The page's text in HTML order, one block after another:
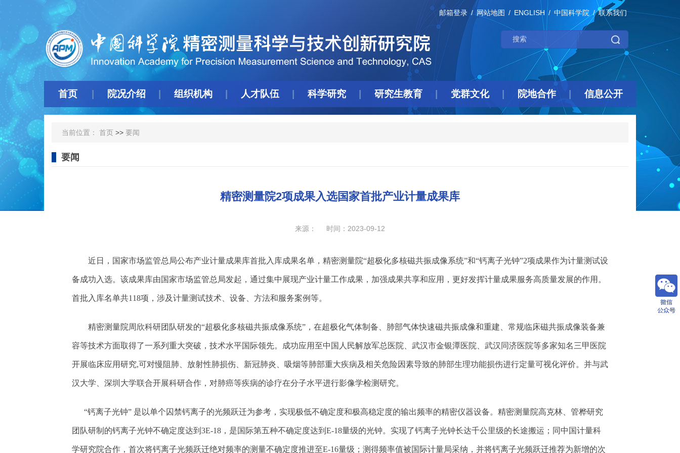
邮箱登录 网站地图 ENGLISH 中国科学院 联系我们
首页 院况介绍 组织机构 人才队伍 科学研究 研究生教育 党群文化 院地合作 信息公开
当前位置： 首页 >> 要闻
要闻
精密测量院2项成果入选国家首批产业计量成果库
来源： 时间：2023-09-12
近日，国家市场监管总局公布产业计量成果库首批入库成果名单，精密测量院“超极化多核磁共振成像系统”和“钙离子光钟”2项成果作为计量测试设
备成功入选。该成果库由国家市场监管总局发起，通过集中展现产业计量工作成果，加强成果共享和应用，更好发挥计量成果服务高质量发展的作用。
首批入库名单共118项，涉及计量测试技术、设备、方法和服务案例等。
精密测量院周欣科研团队研发的“超极化多核磁共振成像系统”，在超极化气体制备、肺部气体快速磁共振成像和重建、常规临床磁共振成像装备兼
容等技术方面取得了一系列重大突破，技术水平国际领先。成功应用至中国人民解放军总医院、武汉市金银潭医院、武汉同济医院等多家知名三甲医院
开展临床应用研究,可对慢阻肺、放射性肺损伤、新冠肺炎、吸烟等肺部重大疾病及相关危险因素导致的肺部生理功能损伤进行定量可视化评价。并与武
汉大学、深圳大学联合开展科研合作，对肺癌等疾病的诊疗在分子水平进行影像学检测研究。
“钙离子光钟” 是以单个囚禁钙离子的光频跃迁为参考，实现极低不确定度和极高稳定度的输出频率的精密仪器设备。精密测量院高克林、管桦研究
团队研制的钙离子光钟不确定度达到 3E-18 ，是国际第五种不确定度达到 E-18量级的光钟。实现了钙离子光钟长达千公里级的长途搬运；同中国计量科
学研究院合作，首次将钙离子光频跃迁绝对频率的测量不确定度推进至E-16量级；测得频率值被国际计量局采纳，并将钙离子光频跃迁推荐为新增的次